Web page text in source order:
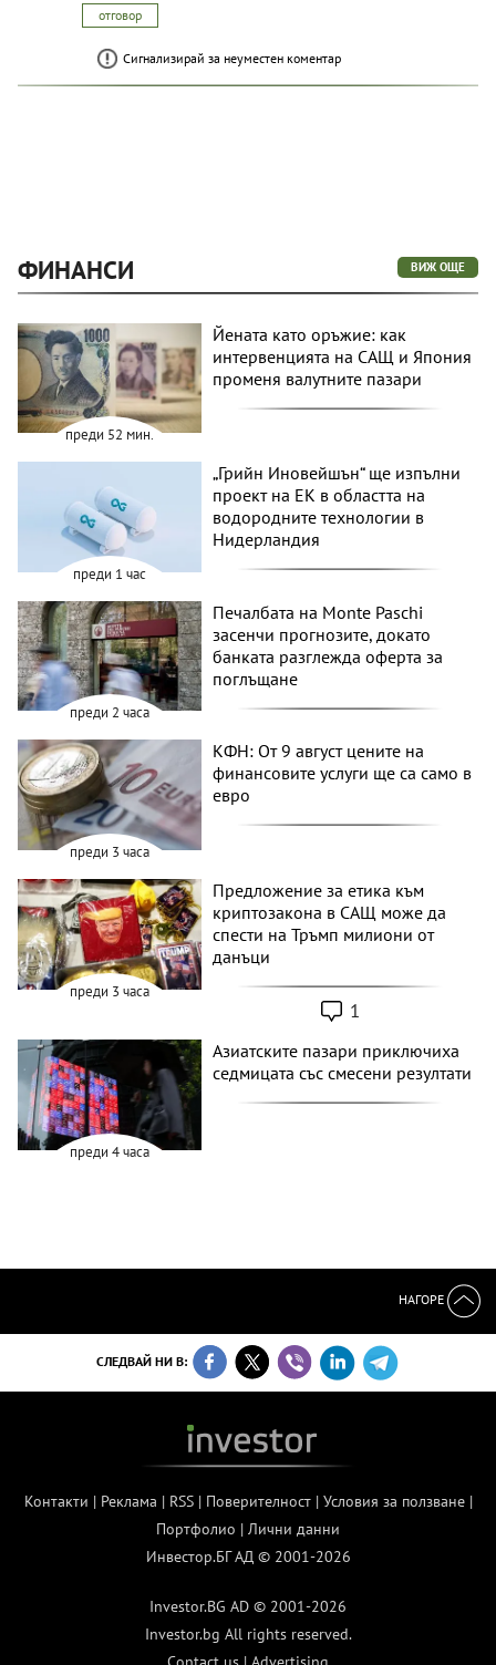
отговор
Сигнализирай за неуместен коментар
ФИНАНСИ ВИЖ ОЩЕ
преди 52 мин.
Йената като оръжие: как
интервенцията на САЩ и Япония
променя валутните пазари
преди 1 час
„Грийн Иновейшън“ ще изпълни
проект на ЕК в областта на
водородните технологии в
Нидерландия
преди 2 часа
Печалбата на Monte Paschi
засенчи прогнозите, докато
банката разглежда оферта за
поглъщане
преди 3 часа
КФН: От 9 август цените на
финансовите услуги ще са само в
евро
преди 3 часа
Предложение за етика към
криптозакона в САЩ може да
спести на Тръмп милиони от
данъци
1
преди 4 часа
Азиатските пазари приключиха
седмицата със смесени резултати
НАГОРЕ
СЛЕДВАЙ НИ В:
Контакти | Реклама | RSS| Поверителност| Условия за ползване|
Портфолио | Лични данни
Инвестор.БГ АД © 2001-2026
Investor.BG AD © 2001-2026
Investor.bg All rights reserved.